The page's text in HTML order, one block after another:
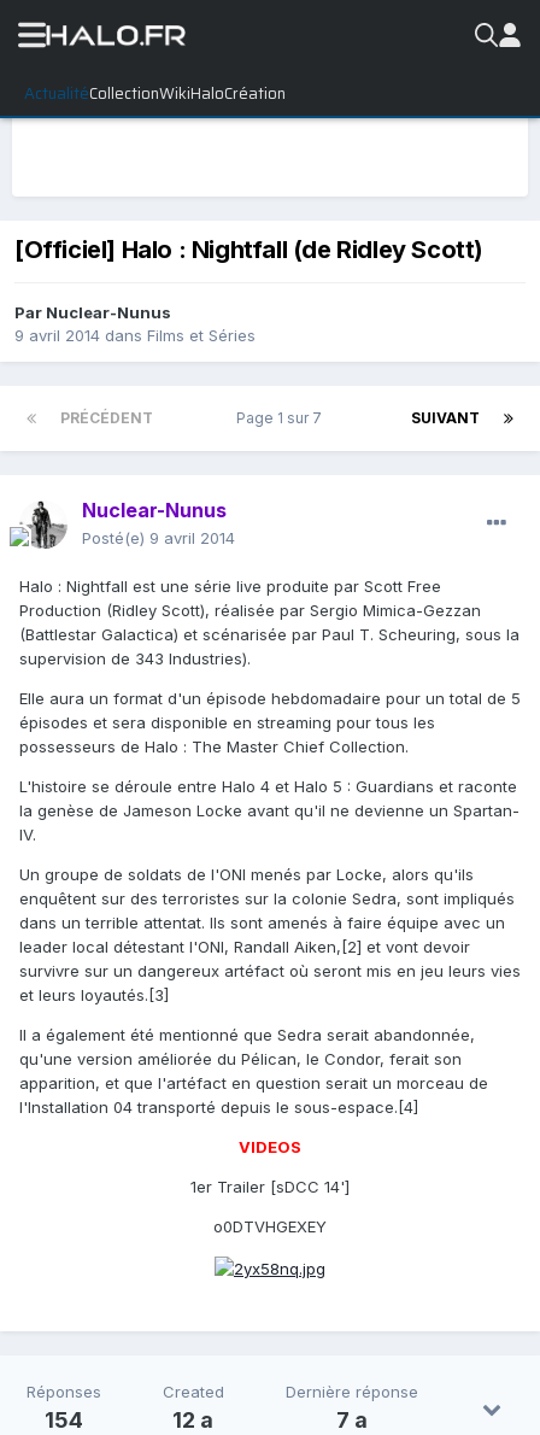
ActualitéCollectionWikiHaloCréation
[Officiel] Halo : Nightfall (de Ridley Scott)
Par Nuclear-Nunus
9 avril 2014 dans Films et Séries
PRÉCÉDENT SUIVANT
Page 1 sur 7
Nuclear-Nunus
Posté(e) 9 avril 2014
Halo : Nightfall est une série live produite par Scott Free
Production (Ridley Scott), réalisée par Sergio Mimica-Gezzan
(Battlestar Galactica) et scénarisée par Paul T. Scheuring, sous la
supervision de 343 Industries).
Elle aura un format d'un épisode hebdomadaire pour un total de 5
épisodes et sera disponible en streaming pour tous les
possesseurs de Halo : The Master Chief Collection.
L'histoire se déroule entre Halo 4 et Halo 5 : Guardians et raconte
la genèse de Jameson Locke avant qu'il ne devienne un Spartan-
IV.
Un groupe de soldats de l'ONI menés par Locke, alors qu'ils
enquêtent sur des terroristes sur la colonie Sedra, sont impliqués
dans un terrible attentat. Ils sont amenés à faire équipe avec un
leader local détestant l'ONI, Randall Aiken,[2] et vont devoir
survivre sur un dangereux artéfact où seront mis en jeu leurs vies
et leurs loyautés.[3]
Il a également été mentionné que Sedra serait abandonnée,
qu'une version améliorée du Pélican, le Condor, ferait son
apparition, et que l'artéfact en question serait un morceau de
l'Installation 04 transporté depuis le sous-espace.[4]
VIDEOS
1er Trailer [sDCC 14']
o0DTVHGEXEY
Réponses
154
Created
12 a
Dernière réponse
7 a